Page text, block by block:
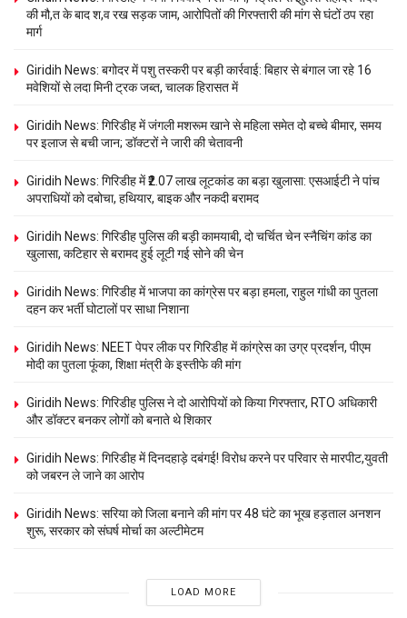
की मौ,त के बाद श,व रख सड़क जाम, आरोपितों की गिरफ्तारी की मांग से घंटों ठप रहा
मार्ग
Giridih News: बगोदर में पशु तस्करी पर बड़ी कार्रवाई: बिहार से बंगाल जा रहे 16
मवेशियों से लदा मिनी ट्रक जब्त, चालक हिरासत में
Giridih News: गिरिडीह में जंगली मशरूम खाने से महिला समेत दो बच्चे बीमार, समय
पर इलाज से बची जान; डॉक्टरों ने जारी की चेतावनी
Giridih News: गिरिडीह में ₹2.07 लाख लूटकांड का बड़ा खुलासा: एसआईटी ने पांच
अपराधियों को दबोचा, हथियार, बाइक और नकदी बरामद
Giridih News: गिरिडीह पुलिस की बड़ी कामयाबी, दो चर्चित चेन स्नैचिंग कांड का
खुलासा, कटिहार से बरामद हुई लूटी गई सोने की चेन
Giridih News: गिरिडीह में भाजपा का कांग्रेस पर बड़ा हमला, राहुल गांधी का पुतला
दहन कर भर्ती घोटालों पर साधा निशाना
Giridih News: NEET पेपर लीक पर गिरिडीह में कांग्रेस का उग्र प्रदर्शन, पीएम
मोदी का पुतला फूंका, शिक्षा मंत्री के इस्तीफे की मांग
Giridih News: गिरिडीह पुलिस ने दो आरोपियों को किया गिरफ्तार, RTO अधिकारी
और डॉक्टर बनकर लोगों को बनाते थे शिकार
Giridih News: गिरिडीह में दिनदहाड़े दबंगई! विरोध करने पर परिवार से मारपीट,युवती
को जबरन ले जाने का आरोप
Giridih News: सरिया को जिला बनाने की मांग पर 48 घंटे का भूख हड़ताल अनशन
शुरू, सरकार को संघर्ष मोर्चा का अल्टीमेटम
LOAD MORE